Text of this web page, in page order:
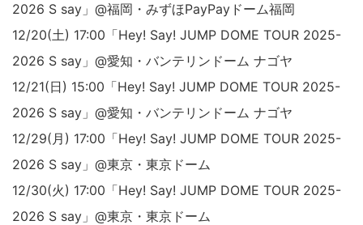
2026 S say」@福岡・みずほPayPayドーム福岡
12/20(土) 17:00「Hey! Say! JUMP DOME TOUR 2025-
2026 S say」@愛知・バンテリンドーム ナゴヤ
12/21(日) 15:00「Hey! Say! JUMP DOME TOUR 2025-
2026 S say」@愛知・バンテリンドーム ナゴヤ
12/29(月) 17:00「Hey! Say! JUMP DOME TOUR 2025-
2026 S say」@東京・東京ドーム
12/30(火) 17:00「Hey! Say! JUMP DOME TOUR 2025-
2026 S say」@東京・東京ドーム